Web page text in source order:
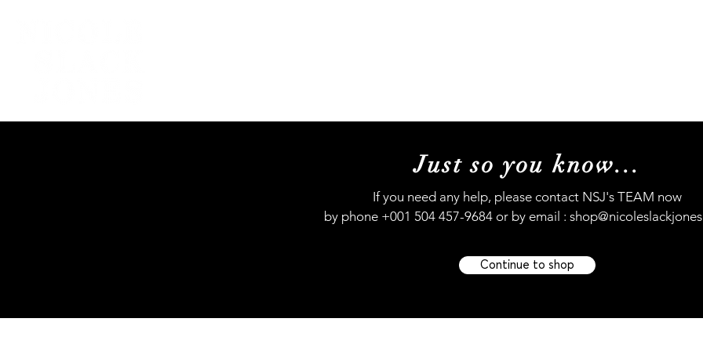
Just so you know...
If you need any help, please contact NSJ's TEAM now
by phone +001 504 457-9684 or by email :
Continue to shop